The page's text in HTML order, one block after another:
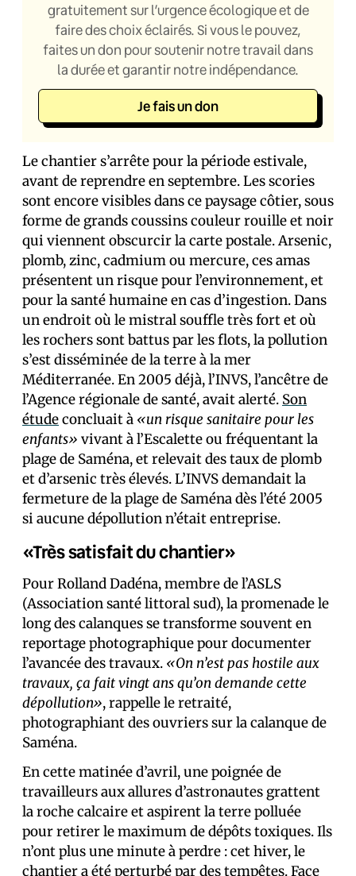
gratuitement sur l’urgence écologique et de
faire des choix éclairés. Si vous le pouvez,
faites un don pour soutenir notre travail dans
la durée et garantir notre indépendance.
Je fais un don
Le chantier s’arrête pour la période estivale,
avant de reprendre en septembre. Les scories
sont encore visibles dans ce paysage côtier, sous
forme de grands coussins couleur rouille et noir
qui viennent obscurcir la carte postale. Arsenic,
plomb, zinc, cadmium ou mercure, ces amas
présentent un risque pour l’environnement, et
pour la santé humaine en cas d’ingestion. Dans
un endroit où le mistral souffle très fort et où
les rochers sont battus par les flots, la pollution
s’est disséminée de la terre à la mer
Méditerranée. En 2005 déjà, l’INVS, l’ancêtre de
l’Agence régionale de santé, avait alerté. Son
étudeconcluait à «un risque sanitaire pour les
enfants» vivant à l’Escalette ou fréquentant la
plage de Saména, et relevait des taux de plomb
et d’arsenic très élevés. L’INVS demandait la
fermeture de la plage de Saména dès l’été 2005
si aucune dépollution n’était entreprise.
«Très satisfait du chantier»
Pour Rolland Dadéna, membre de l’ASLS
(Association santé littoral sud), la promenade le
long des calanques se transforme souvent en
reportage photographique pour documenter
l’avancée des travaux. «On n’est pas hostile aux
travaux, ça fait vingt ans qu’on demande cette
dépollution», rappelle le retraité,
photographiant des ouvriers sur la calanque de
Saména.
En cette matinée d’avril, une poignée de
travailleurs aux allures d’astronautes grattent
la roche calcaire et aspirent la terre polluée
pour retirer le maximum de dépôts toxiques. Ils
n’ont plus une minute à perdre : cet hiver, le
chantier a été perturbé par des tempêtes. Face